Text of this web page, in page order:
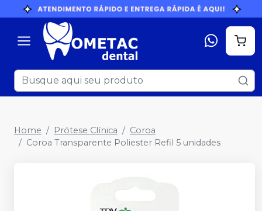
Home Prótese Clínica
Coroa
Coroa Transparente Poliester Refil 5 unidades